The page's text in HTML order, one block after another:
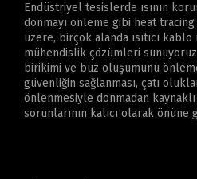
Endüstriyel tesislerde ısının
donmayı önleme gibi heat
üzere, birçok alanda ısıtıcı
mühendislik çözümleri
birikimi ve buz oluşumunu
güvenliğin sağlanması, çatı
önlenmesiyle donmadan
sorunlarının kalıcı olarak önüne